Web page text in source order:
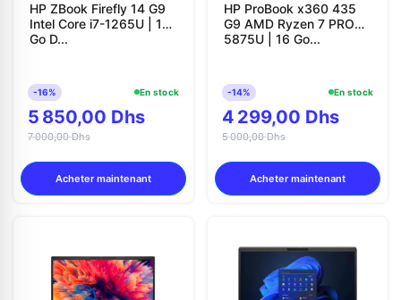
HP ZBook Firefly 14 G9
Intel Core i7-1265U | 16
Go D...
-16% En stock
5 850,00 Dhs
7 000,00 Dhs
Acheter maintenant
HP ProBook x360 435
G9 AMD Ryzen 7 PRO
5875U | 16 Go...
-14% En stock
4 299,00 Dhs
5 000,00 Dhs
Acheter maintenant